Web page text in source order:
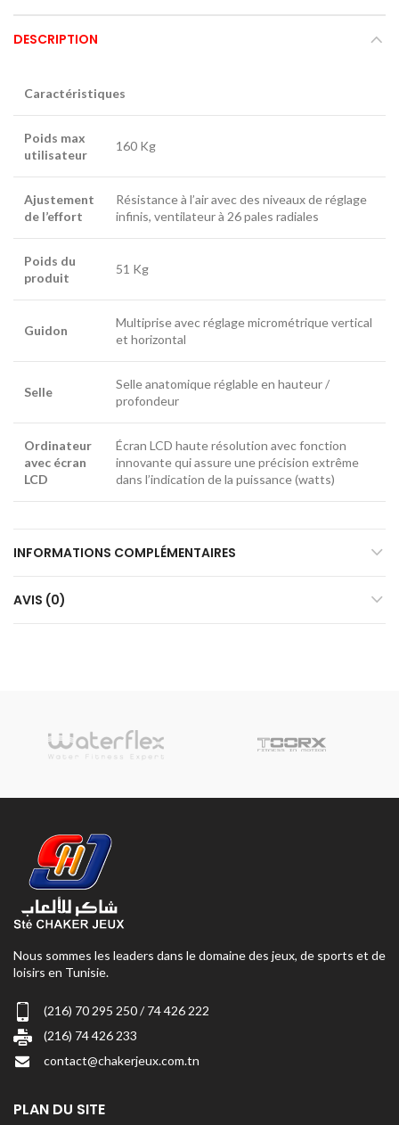
DESCRIPTION
Caractéristiques
Poids max
utilisateur
160 Kg
Ajustement
de l’effort
Résistance à l’air avec des niveaux de réglage
infinis, ventilateur à 26 pales radiales
Poids du
produit
51 Kg
Guidon
Multiprise avec réglage micrométrique vertical
et horizontal
Selle
Selle anatomique réglable en hauteur /
profondeur
Ordinateur
avec écran
LCD
Écran LCD haute résolution avec fonction
innovante qui assure une précision extrême
dans l’indication de la puissance (watts)
INFORMATIONS COMPLÉMENTAIRES
AVIS (0)
Nous sommes les leaders dans le domaine des jeux, de sports et de
loisirs en Tunisie.
(216) 70 295 250 / 74 426 222
(216) 74 426 233
contact@chakerjeux.com.tn
PLAN DU SITE